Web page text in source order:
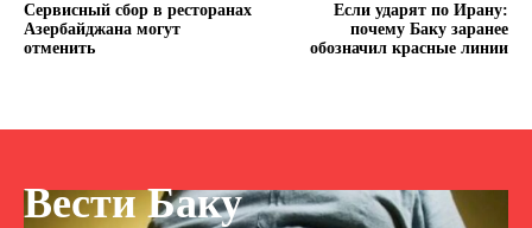
Сервисный сбор в ресторанах
Азербайджана могут
отменить
Если ударят по Ирану:
почему Баку заранее
обозначил красные линии
Вести Баку